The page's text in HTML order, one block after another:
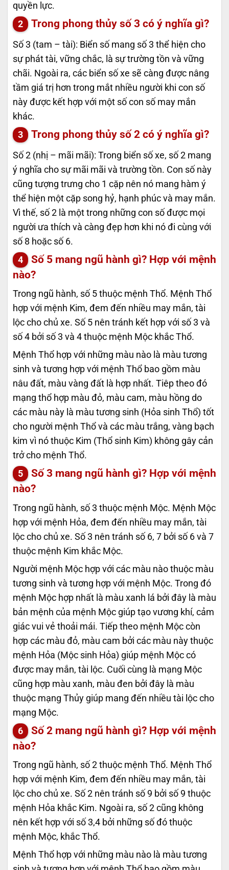
quyền lực.
Trong phong thủy số 3 có ý nghĩa gì?
Số 3 (tam – tài): Biển số mang số 3 thể hiện cho
sự phát tài, vững chắc, là sự trường tồn và vững
chãi. Ngoài ra, các biển số xe sẽ càng được nâng
tầm giá trị hơn trong mắt nhiều người khi con số
này được kết hợp với một số con số may mắn
khác.
Trong phong thủy số 2 có ý nghĩa gì?
Số 2 (nhị – mãi mãi): Trong biển số xe, số 2 mang
ý nghĩa cho sự mãi mãi và trường tồn. Con số này
cũng tượng trưng cho 1 cặp nên nó mang hàm ý
thể hiện một cặp song hỷ, hạnh phúc và may mắn.
Vì thế, số 2 là một trong những con số được mọi
người ưa thích và càng đẹp hơn khi nó đi cùng với
số 8 hoặc số 6.
Số 5 mang ngũ hành gì? Hợp với mệnh
nào?
Trong ngũ hành, số 5 thuộc mệnh Thổ. Mệnh Thổ
hợp với mệnh Kim, đem đến nhiều may mắn, tài
lộc cho chủ xe. Số 5 nên tránh kết hợp với số 3 và
số 4 bởi số 3 và 4 thuộc mệnh Mộc khắc Thổ.
Mệnh Thổ hợp với những màu nào là màu tương
sinh và tương hợp với mệnh Thổ bao gồm màu
nâu đất, màu vàng đất là hợp nhất. Tiêp theo đó
mạng thổ hợp màu đỏ, màu cam, màu hồng do
các màu này là màu tương sinh (Hỏa sinh Thổ) tốt
cho người mệnh Thổ và các màu trắng, vàng bạch
kim vì nó thuộc Kim (Thổ sinh Kim) không gây cản
trở cho mệnh Thổ.
Số 3 mang ngũ hành gì? Hợp với mệnh
nào?
Trong ngũ hành, số 3 thuộc mệnh Mộc. Mệnh Mộc
hợp với mệnh Hỏa, đem đến nhiều may mắn, tài
lộc cho chủ xe. Số 3 nên tránh số 6, 7 bởi số 6 và 7
thuộc mệnh Kim khắc Mộc.
Người mệnh Mộc hợp với các màu nào thuộc màu
tương sinh và tương hợp với mệnh Mộc. Trong đó
mệnh Mộc hợp nhất là màu xanh lá bởi đây là màu
bản mệnh của mệnh Mộc giúp tạo vương khí, cảm
giác vui vẻ thoải mái. Tiếp theo mệnh Mộc còn
hợp các màu đỏ, màu cam bởi các màu này thuộc
mệnh Hỏa (Mộc sinh Hỏa) giúp mệnh Mộc có
được may mắn, tài lộc. Cuối cùng là mạng Mộc
cũng hợp màu xanh, màu đen bởi đây là màu
thuộc mạng Thủy giúp mang đến nhiều tài lộc cho
mạng Mộc.
Số 2 mang ngũ hành gì? Hợp với mệnh
nào?
Trong ngũ hành, số 2 thuộc mệnh Thổ. Mệnh Thổ
hợp với mệnh Kim, đem đến nhiều may mắn, tài
lộc cho chủ xe. Số 2 nên tránh số 9 bởi số 9 thuộc
mệnh Hỏa khắc Kim. Ngoài ra, số 2 cũng không
nên kết hợp với số 3,4 bởi những số đó thuộc
mệnh Mộc, khắc Thổ.
Mệnh Thổ hợp với những màu nào là màu tương